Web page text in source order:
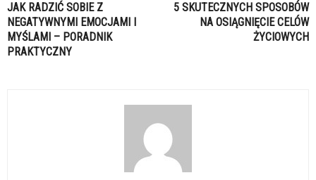
JAK RADZIĆ SOBIE Z
NEGATYWNYMI EMOCJAMI I
MYŚLAMI – PORADNIK
PRAKTYCZNY
5 SKUTECZNYCH SPOSOBÓW
NA OSIĄGNIĘCIE CELÓW
ŻYCIOWYCH